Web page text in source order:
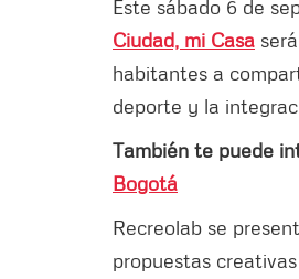
Este sábado 6 de
Ciudad, mi Casa
habitantes a
deporte y la
También te puede
Bogotá
Recreolab se
propuestas